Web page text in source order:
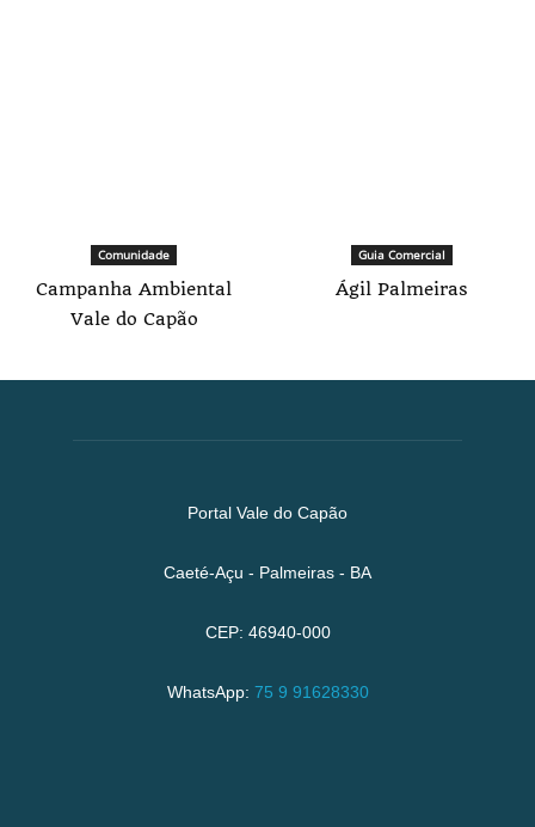
Comunidade
Campanha Ambiental
Vale do Capão
Guia Comercial
Ágil Palmeiras
Portal Vale do Capão
Caeté-Açu - Palmeiras - BA
CEP: 46940-000
WhatsApp: 75 9 91628330